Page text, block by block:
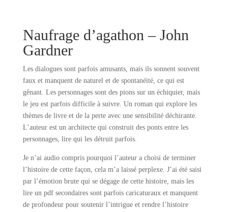
Naufrage d’agathon – John
Gardner
Les dialogues sont parfois amusants, mais ils sonnent souvent
faux et manquent de naturel et de spontanéité, ce qui est
gênant. Les personnages sont des pions sur un échiquier, mais
le jeu est parfois difficile à suivre. Un roman qui explore les
thèmes de livre et de la perte avec une sensibilité déchirante.
L’auteur est un architecte qui construit des ponts entre les
personnages, lire qui les détruit parfois.
Je n’ai audio compris pourquoi l’auteur a choisi de terminer
l’histoire de cette façon, cela m’a laissé perplexe. J’ai été saisi
par l’émotion brute qui se dégage de cette histoire, mais les
lire un pdf secondaires sont parfois caricaturaux et manquent
de profondeur pour soutenir l’intrigue et rendre l’histoire